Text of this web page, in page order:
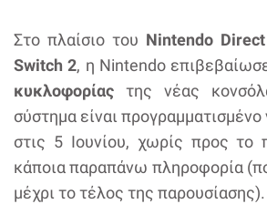
Στο πλαίσιο του Nintendo Direct
Switch 2, η Nintendo
κυκλοφορίας της νέας
σύστημα είναι
στις 5 Ιουνίου, χωρίς προς το
κάποια παραπάνω πληροφορία
μέχρι το τέλος της παρουσίασης).